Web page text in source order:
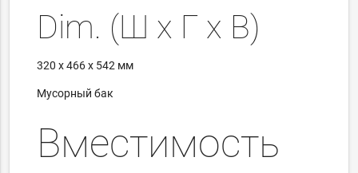
Dim. (Ш x Г x В)
320 x 466 x 542 мм
Мусорный бак
Вместимость